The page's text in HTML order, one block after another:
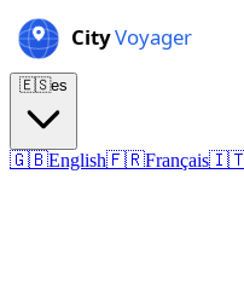
🇪🇸es
🇬🇧English🇫🇷Français